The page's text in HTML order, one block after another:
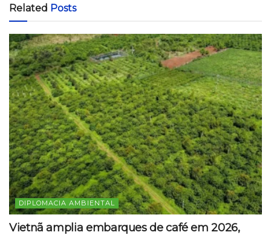
Related Posts
DIPLOMACIA AMBIENTAL
Vietnã amplia embarques de café em 2026,